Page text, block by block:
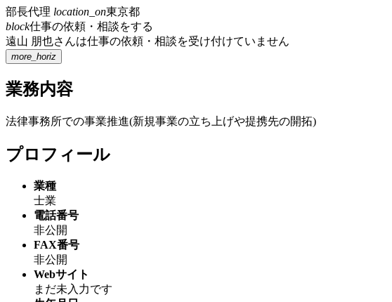
部長代理 location_on東京都
block仕事の依頼・相談をする
遠山 朋也さんは仕事の依頼・相談を受け付けていません
more_horiz
業務内容
法律事務所での事業推進(新規事業の立ち上げや提携先の開拓)
プロフィール
業種
士業
電話番号
非公開
FAX番号
非公開
Webサイト
まだ未入力です